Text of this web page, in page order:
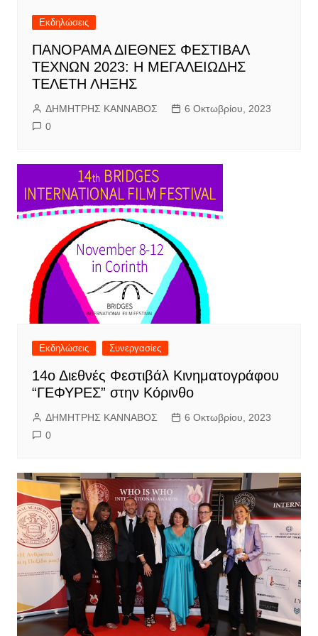
Εκδηλώσεις
ΠΑΝΟΡΑΜΑ ΔΙΕΘΝΕΣ ΦΕΣΤΙΒΑΛ
ΤΕΧΝΩΝ 2023: Η ΜΕΓΑΛΕΙΩΔΗΣ
ΤΕΛΕΤΗ ΛΗΞΗΣ
ΔΗΜΗΤΡΗΣ ΚΑΝΝΑΒΟΣ
6 Οκτωβρίου, 2023
0
Εκδηλώσεις Συνεργασίες
14ο Διεθνές Φεστιβάλ Κινηματογράφου
“ΓΕΦΥΡΕΣ” στην Κόρινθο
ΔΗΜΗΤΡΗΣ ΚΑΝΝΑΒΟΣ
6 Οκτωβρίου, 2023
0